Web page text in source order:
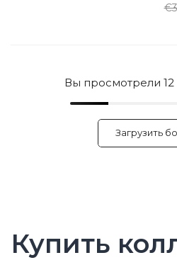
Вы просмотрели 12
Загрузить
Купить